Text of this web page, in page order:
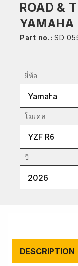
ROAD &
Part no.: SD
ยี่ห้อ
Yamaha
โมเดล
YZF R6
ปี
2026
DESCRIPTION